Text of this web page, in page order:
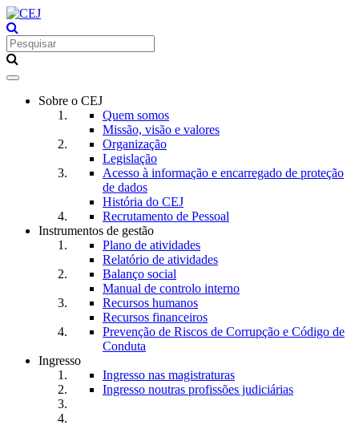
Toggle
navigationSobre o CEJ
Quem somos
Missão, visão e valores
Organização
Legislação
Acesso à informação e encarregado de proteção
de dados
História do CEJ
Recrutamento de Pessoal
Instrumentos de gestão
Plano de atividades
Relatório de atividades
Balanço social
Manual de controlo interno
Recursos humanos
Recursos financeiros
Prevenção de Riscos de Corrupção e Código de
Conduta
Ingresso
Ingresso nas magistraturas
Ingresso noutras profissões judiciárias